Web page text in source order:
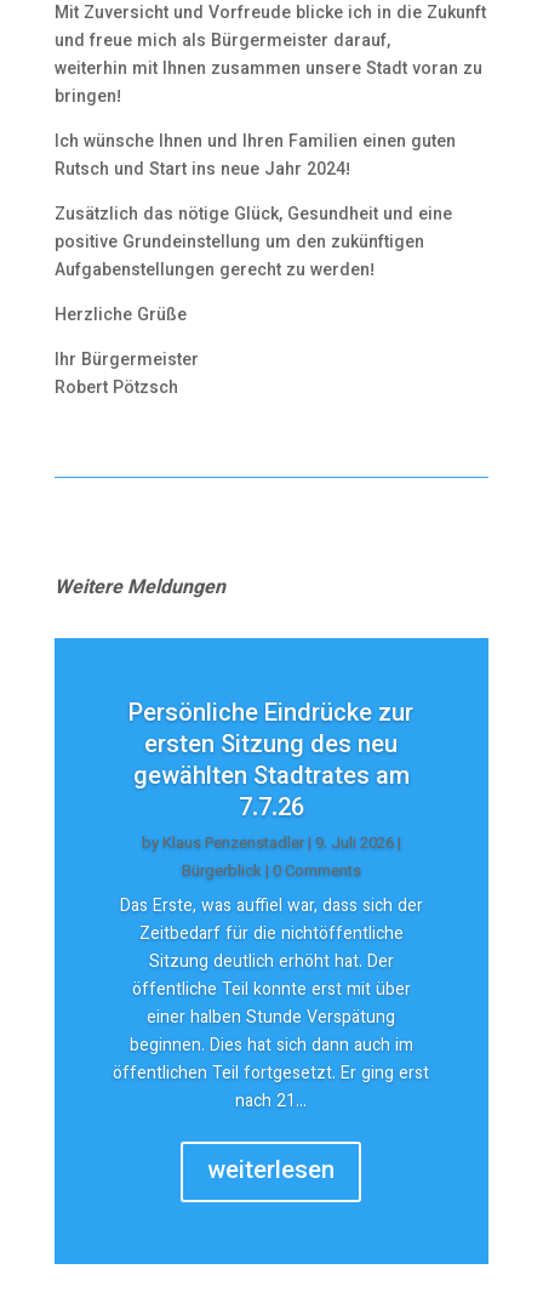
Mit Zuversicht und Vorfreude blicke ich in die Zukunft
und freue mich als Bürgermeister darauf,
weiterhin mit Ihnen zusammen unsere Stadt voran zu
bringen!
Ich wünsche Ihnen und Ihren Familien einen guten
Rutsch und Start ins neue Jahr 2024!
Zusätzlich das nötige Glück, Gesundheit und eine
positive Grundeinstellung um den zukünftigen
Aufgabenstellungen gerecht zu werden!
Herzliche Grüße
Ihr Bürgermeister
Robert Pötzsch
Weitere Meldungen
Persönliche Eindrücke zur
ersten Sitzung des neu
gewählten Stadtrates am
7.7.26
byKlaus Penzenstadler| 9. Juli 2026|
Bürgerblick| 0 Comments
Das Erste, was auffiel war, dass sich der
Zeitbedarf für die nichtöffentliche
Sitzung deutlich erhöht hat. Der
öffentliche Teil konnte erst mit über
einer halben Stunde Verspätung
beginnen. Dies hat sich dann auch im
öffentlichen Teil fortgesetzt. Er ging erst
nach 21...
weiterlesen